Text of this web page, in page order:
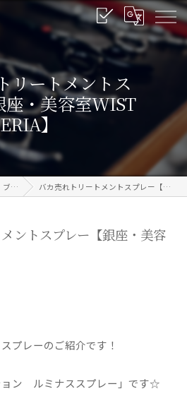
リートメントス
座・美容室WIST
ERIA】
ブログ バカ売れトリートメントスプレー【銀座・美容室WISTERIA】
ントスプレー【銀座・美容
プレーのご紹介です！
ョン ルミナススプレー」です☆